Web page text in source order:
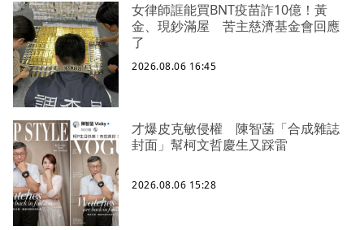
女律師誆能買BNT疫苗詐10億！黃
金、現鈔滿屋 苦主慈濟基金會回應
了
2026.08.06 16:45
才爆皮克敏侵權 陳智菡「合成雜誌
封面」幫柯文哲慶生又踩雷
2026.08.06 15:28